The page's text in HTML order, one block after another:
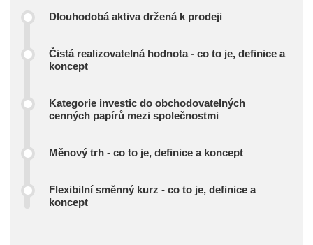
Dlouhodobá aktiva držená k prodeji
Čistá realizovatelná hodnota - co to je, definice a
koncept
Kategorie investic do obchodovatelných
cenných papírů mezi společnostmi
Měnový trh - co to je, definice a koncept
Flexibilní směnný kurz - co to je, definice a
koncept